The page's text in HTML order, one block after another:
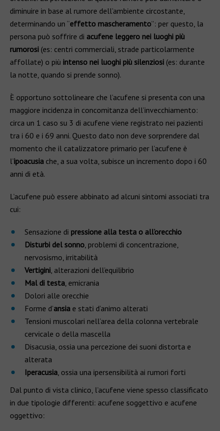
diminuire in base al rumore dell’ambiente circostante,
determinando un “effetto mascheramento”: per questo, la
persona può soffrire di acufene leggero nei luoghi più
rumorosi (es: centri commerciali, strade particolarmente
affollate) o più intenso nei luoghi più silenziosi (es: durante
la notte, quando si prende sonno).
È opportuno sottolineare che l’acufene si presenta con una
maggiore incidenza in concomitanza dell’invecchiamento:
circa un 1 caso su 3 di acufene viene registrato nei pazienti
tra i 60 e i 69 anni. Questo dato non deve sorprendere dal
momento che il catalizzatore primario per l’acufene è
l’ipoacusia che, a sua volta, subisce un incremento dopo i 60
anni di età.
L’acufene può essere abbinato ad alcuni sintomi associati tra
cui:
Sensazione di pressione alla testa o all’orecchio
Disturbi del sonno, problemi di concentrazione,
nervosismo, irritabilità
Vertigini, alterazioni dell’equilibrio
Mal di testa, emicrania
Dolori alle orecchie
Forme d’ansia e stati d’animo alterati
Tensioni muscolari nell’area della colonna vertebrale
cervicale o della mascella
Disacusia, ossia una percezione dei suoni distorta e
alterata
Iperacusia, ossia una ipersensibilità ai rumori forti
Dal punto di vista clinico, l’acufene viene spesso classificato
in due tipologie differenti: acufene soggettivo e acufene
oggettivo: